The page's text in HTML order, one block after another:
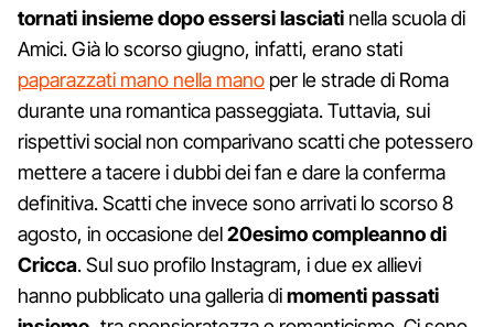
tornati insieme dopo essersi lasciati nella scuola di
Amici. Già lo scorso giugno, infatti, erano stati
paparazzati mano nella mano per le strade di Roma
durante una romantica passeggiata. Tuttavia, sui
rispettivi social non comparivano scatti che potessero
mettere a tacere i dubbi dei fan e dare la conferma
definitiva. Scatti che invece sono arrivati lo scorso 8
agosto, in occasione del20esimo compleanno di
Cricca. Sul suo profilo Instagram, i due ex allievi
hanno pubblicato una galleria dimomenti passati